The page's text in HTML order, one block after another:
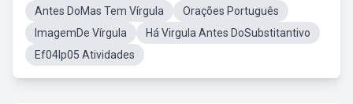
Antes DoMas Tem Vírgula
Orações Português
ImagemDe Vírgula
Há Virgula Antes DoSubstitantivo
Ef04lp05 Atividades